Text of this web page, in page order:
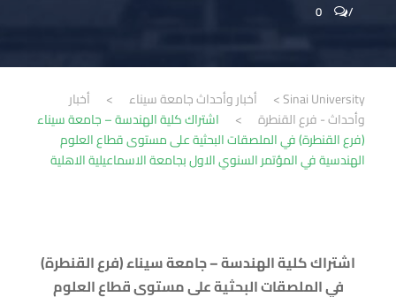
0
Sinai University
> أخبار وأحداث جامعة سيناء >
أخبار
وأحداث - فرع القنطرة
>
اشتراك كلية الهندسة – جامعة سيناء
(فرع القنطرة) في الملصقات البحثية على مستوى قطاع العلوم
الهندسية في المؤتمر السنوي الاول بجامعة الاسماعيلية الاهلية
اشتراك كلية الهندسة – جامعة سيناء (فرع القنطرة)
في الملصقات البحثية على مستوى قطاع العلوم